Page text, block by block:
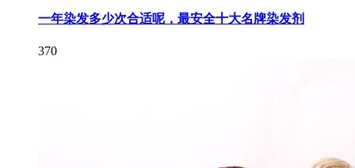
一年染发多少次合适呢，最安全十大名牌染发剂
370